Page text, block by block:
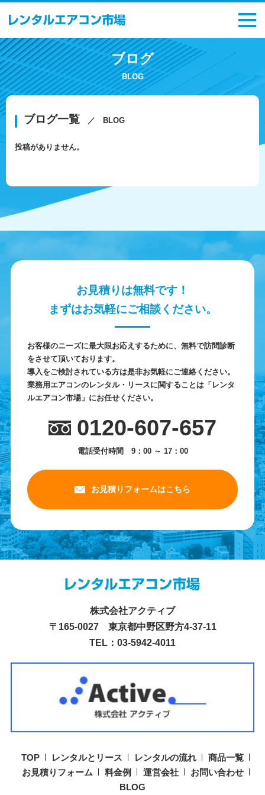
ブログ
BLOG
ブログ一覧 ／ BLOG
投稿がありません。
お見積りは無料です！
まずはお気軽にご相談ください。
お客様のニーズに最大限お応えするために、無料で訪問診断
をさせて頂いております。
導入をご検討されている方は是非お気軽にご連絡ください。
業務用エアコンのレンタル・リースに関することは「レンタ
ルエアコン市場」にお任せください。
0120-607-657
電話受付時間 9：00 ～ 17：00
お見積りフォームはこちら
株式会社アクティブ
〒165-0027 東京都中野区野方4-37-11
TEL：03-5942-4011
TOP レンタルとリース レンタルの流れ
商品一覧
お見積りフォーム
料金例 運営会社
お問い合わせ
BLOG